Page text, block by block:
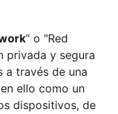
” o "Red
privada y segura
través de una
ello como un
dispositivos, de